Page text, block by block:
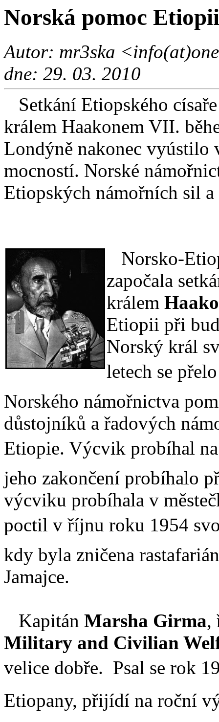
Norská pomoc Etiopii
Autor: mr3ska
dne: 29. 03. 2010
Setkání Etiopského
králem Haakonem VII.
Londýně nakonec vyústilo
mocností. Norské
Etiopských námořních sil
Norsko-
započala
králem
Etiopii při
Norský král
letech se
Norského námořnictva
důstojníků a řadových
Etiopie. Výcvik probíhal
jeho zakončení probíhalo
výcviku probíhala v
poctil v říjnu roku 1954
kdy byla zničena
Jamajce.
Kapitán Marsha Girma,
Military and Civilian
velice dobře. Psal se rok
Etiopany, přijídí na roční